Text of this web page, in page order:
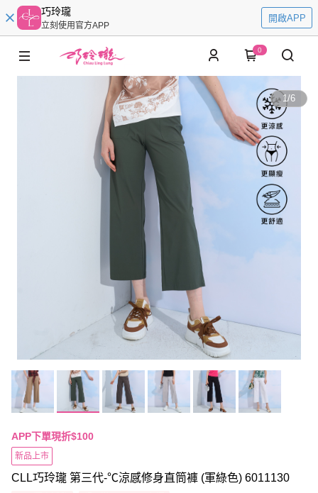
巧玲瓏
立刻使用官方APP
開啟APP
0
1/6
APP下單現折$100
新品上市
CLL巧玲瓏 第三代-℃涼感修身直筒褲 (軍綠色) 6011130